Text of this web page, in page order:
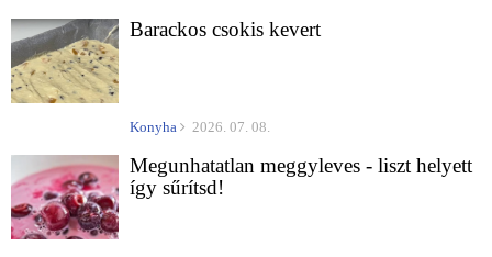
Barackos csokis kevert
Konyha 2026. 07. 08.
Megunhatatlan meggyleves - liszt helyett
így sűrítsd!